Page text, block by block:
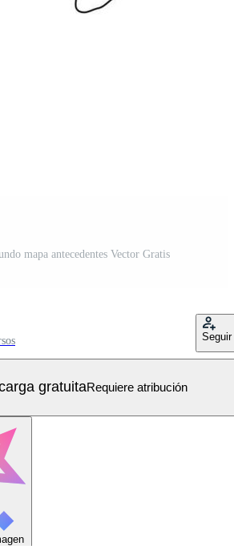
mapa antecedentes Vector Gratis
Seguir
gratuitaRequiere atribución